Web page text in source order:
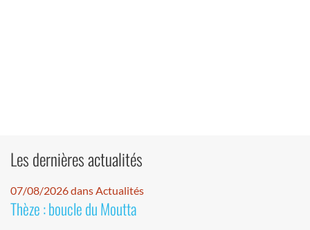
Les dernières actualités
07/08/2026 dans Actualités
Thèze : boucle du Moutta